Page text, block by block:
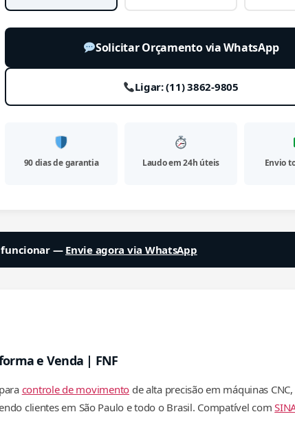
Solicitar Orçamento via WhatsApp
Ligar: (11) 3862-9805
90 dias de garantia Laudo em 24h úteis Envio
funcionar —Envie agora via WhatsApp
e Venda | FNF
controle de movimento de alta precisão em máquinas
clientes em São Paulo e todo o Brasil. Compatível com